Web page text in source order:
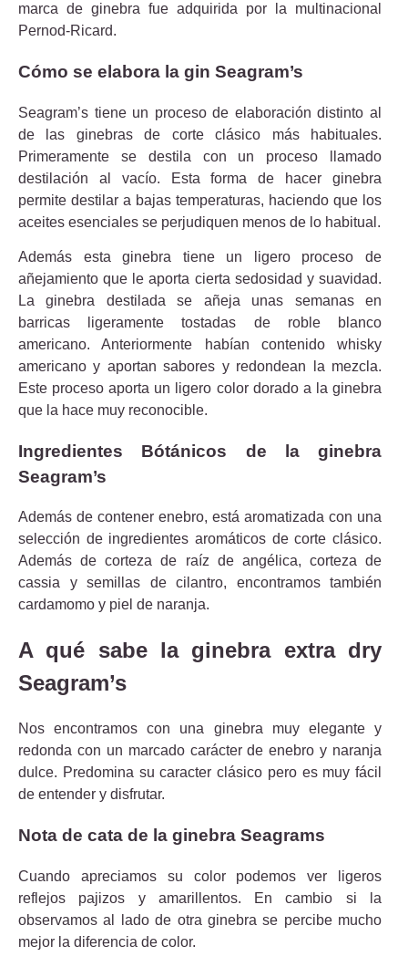
marca de ginebra fue adquirida por la multinacional
Pernod-Ricard.
Cómo se elabora la gin Seagram’s
Seagram’s tiene un proceso de elaboración distinto al
de las ginebras de corte clásico más habituales.
Primeramente se destila con un proceso llamado
destilación al vacío. Esta forma de hacer ginebra
permite destilar a bajas temperaturas, haciendo que los
aceites esenciales se perjudiquen menos de lo habitual.
Además esta ginebra tiene un ligero proceso de
añejamiento que le aporta cierta sedosidad y suavidad.
La ginebra destilada se añeja unas semanas en
barricas ligeramente tostadas de roble blanco
americano. Anteriormente habían contenido whisky
americano y aportan sabores y redondean la mezcla.
Este proceso aporta un ligero color dorado a la ginebra
que la hace muy reconocible.
Ingredientes Bótánicos de la ginebra
Seagram’s
Además de contener enebro, está aromatizada con una
selección de ingredientes aromáticos de corte clásico.
Además de corteza de raíz de angélica, corteza de
cassia y semillas de cilantro, encontramos también
cardamomo y piel de naranja.
A qué sabe la ginebra extra dry
Seagram’s
Nos encontramos con una ginebra muy elegante y
redonda con un marcado carácter de enebro y naranja
dulce. Predomina su caracter clásico pero es muy fácil
de entender y disfrutar.
Nota de cata de la ginebra Seagrams
Cuando apreciamos su color podemos ver ligeros
reflejos pajizos y amarillentos. En cambio si la
observamos al lado de otra ginebra se percibe mucho
mejor la diferencia de color.